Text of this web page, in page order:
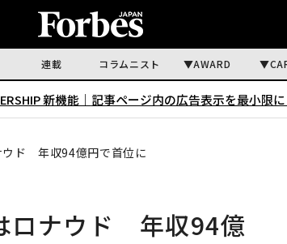
連載 コラムニスト AWARD
新機能｜ 記事ページ内の広告表示を最小限
ウド 年収94億円で首位に
ロナウド 年収94億